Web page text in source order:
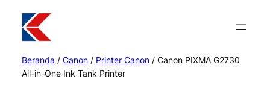
Beranda / Canon/ Printer Canon/ Canon PIXMA G2730
All-in-One Ink Tank Printer